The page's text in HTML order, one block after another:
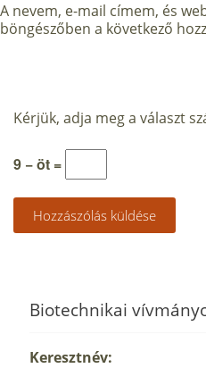
A nevem, e-mail címem, és
böngészőben a következő
Kérjük, adja meg a választ
9 − öt =
Biotechnikai
Keresztnév: